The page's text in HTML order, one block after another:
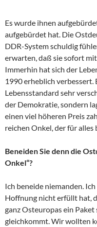
Es wurde ihnen
aufgebürdet hat. Die
DDR-System schuldig
erwarten, daß sie sofort
Immerhin hat sich der
1990 erheblich verbessert.
Lebensstandard sehr
der Demokratie, sondern
einen viel höheren Preis
reichen Onkel, der für alles
Beneiden Sie denn die
Onkel“?
Ich beneide niemanden.
Hoffnung nicht erfüllt hat,
ganz Osteuropas ein
gleichkommt. Wir wollten